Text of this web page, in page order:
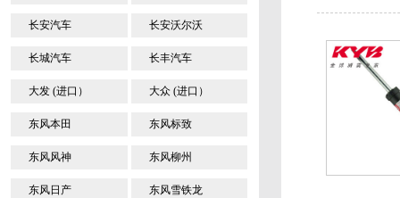
长安汽车 长安沃尔沃
长城汽车 长丰汽车
大发 (进口） 大众 (进口）
东风本田 东风标致
东风风神 东风柳州
东风日产 东风雪铁龙